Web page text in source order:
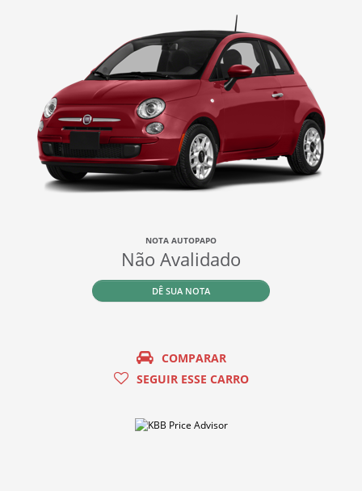
NOTA AUTOPAPO
Não Avalidado
DÊ SUA NOTA
COMPARAR
SEGUIR ESSE CARRO